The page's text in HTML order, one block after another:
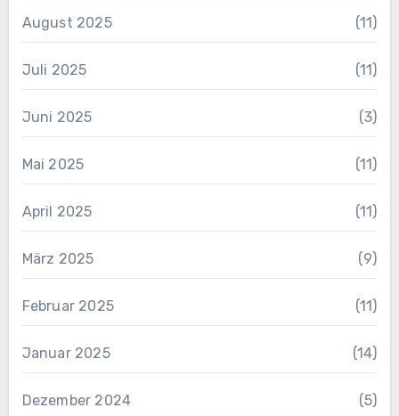
August 2025 (11)
Juli 2025 (11)
Juni 2025 (3)
Mai 2025 (11)
April 2025 (11)
März 2025 (9)
Februar 2025 (11)
Januar 2025 (14)
Dezember 2024 (5)